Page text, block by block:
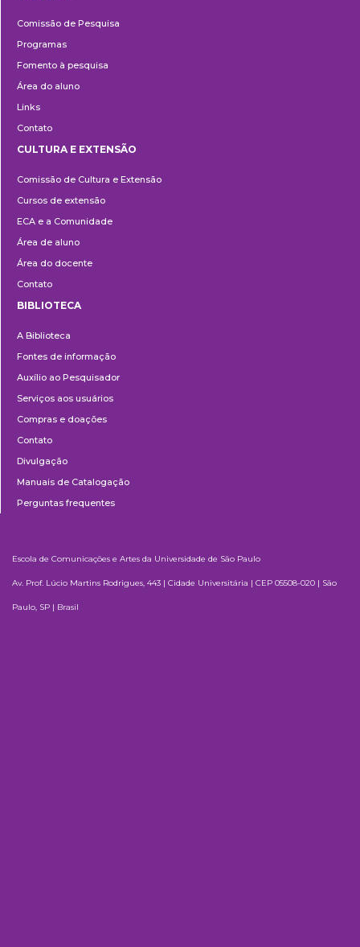
Comissão de Pesquisa
Programas
Fomento à pesquisa
Área do aluno
Links
Contato
e
Extensão
CULTURA E EXTENSÃO
Comissão de Cultura e Extensão
Cursos de extensão
ECA e a Comunidade
Área de aluno
Área do docente
Contato
BIBLIOTECA
A Biblioteca
Fontes de informação
Auxílio ao Pesquisador
Serviços aos usuários
Compras e doações
Contato
Divulgação
Manuais de Catalogação
Perguntas frequentes
Escola de Comunicações e Artes da Universidade de São Paulo
Av. Prof. Lúcio Martins Rodrigues, 443 | Cidade Universitária | CEP 05508-020 | São
Paulo, SP | Brasil